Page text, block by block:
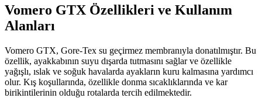
Vomero GTX Özellikleri ve Kullanım
Alanları
Vomero GTX, Gore-Tex su geçirmez membranıyla donatılmıştır. Bu
özellik, ayakkabının suyu dışarda tutmasını sağlar ve özellikle
yağışlı, ıslak ve soğuk havalarda ayakların kuru kalmasına yardımcı
olur. Kış koşullarında, özellikle donma sıcaklıklarında ve kar
birikintilerinin olduğu rotalarda tercih edilmektedir.